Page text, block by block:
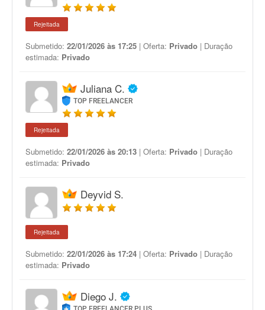
Rejeitada
Submetido: 22/01/2026 às 17:25 | Oferta: Privado | Duração
estimada: Privado
Juliana C.
TOP FREELANCER
Rejeitada
Submetido: 22/01/2026 às 20:13 | Oferta: Privado | Duração
estimada: Privado
Deyvid S.
Rejeitada
Submetido: 22/01/2026 às 17:24 | Oferta: Privado | Duração
estimada: Privado
Diego J.